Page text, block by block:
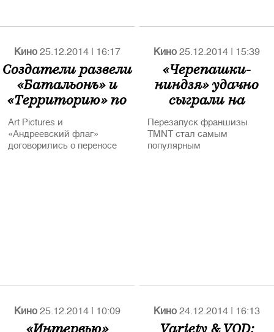
Кино 25.12.2014 | 16:17
Создатели развели
«Батальонъ» и
«Территорию» по
датам релиза
Art Pictures и
«Андреевский флаг»
договорились о переносе
Кино 25.12.2014 | 15:39
«Черепашки-
ниндзя» удачно
сыграли на
позднем DVD-
релизе
Перезапуск франшизы
TMNT стал самым
популярным
Кино 25.12.2014 | 10:09
«Интервью»
Кино 24.12.2014 | 16:13
Variety & VOD: